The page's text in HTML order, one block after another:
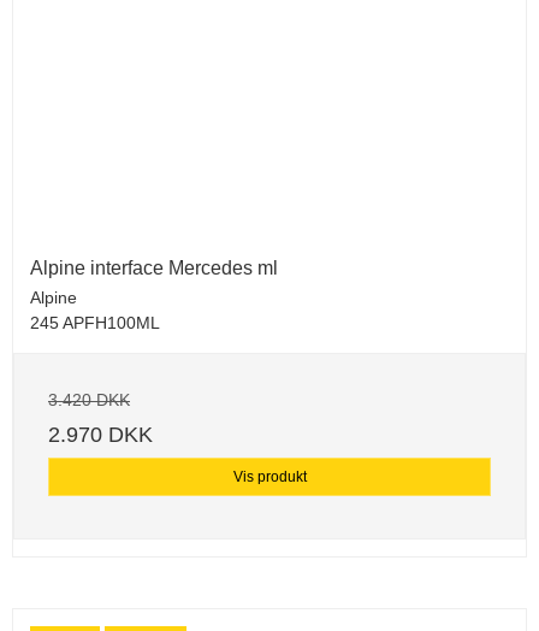
Alpine interface Mercedes ml
Alpine
245 APFH100ML
3.420 DKK
2.970 DKK
Vis produkt